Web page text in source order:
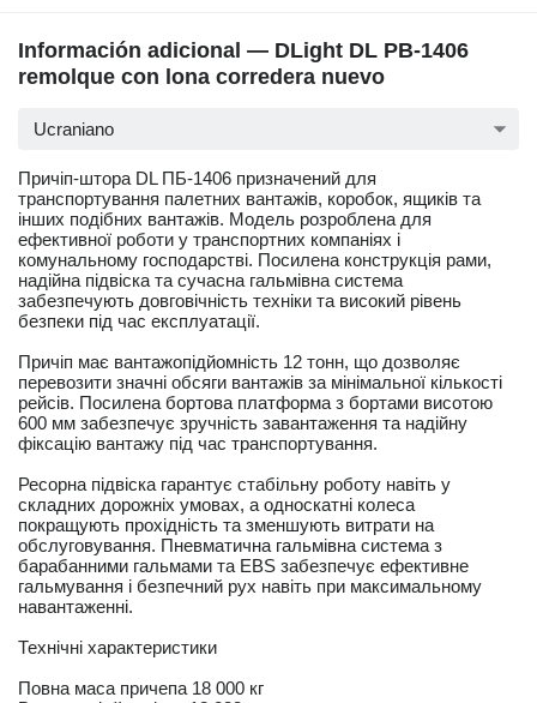
Información adicional — DLight DL PB-1406
remolque con lona corredera nuevo
Ucraniano
Причіп-штора DL ПБ-1406 призначений для
транспортування палетних вантажів, коробок, ящиків та
інших подібних вантажів. Модель розроблена для
ефективної роботи у транспортних компаніях і
комунальному господарстві. Посилена конструкція рами,
надійна підвіска та сучасна гальмівна система
забезпечують довговічність техніки та високий рівень
безпеки під час експлуатації.
Причіп має вантажопідйомність 12 тонн, що дозволяє
перевозити значні обсяги вантажів за мінімальної кількості
рейсів. Посилена бортова платформа з бортами висотою
600 мм забезпечує зручність завантаження та надійну
фіксацію вантажу під час транспортування.
Ресорна підвіска гарантує стабільну роботу навіть у
складних дорожніх умовах, а односкатні колеса
покращують прохідність та зменшують витрати на
обслуговування. Пневматична гальмівна система з
барабанними гальмами та EBS забезпечує ефективне
гальмування і безпечний рух навіть при максимальному
навантаженні.
Технічні характеристики
Повна маса причепа 18 000 кг